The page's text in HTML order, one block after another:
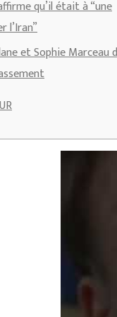
qu’il était à “une
l’Iran”
et Sophie Marceau